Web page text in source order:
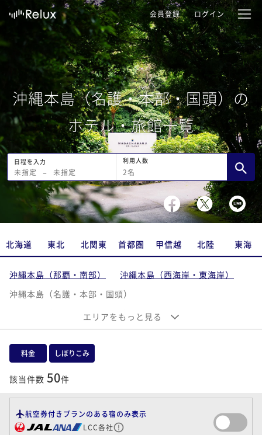
会員登録 ログイン
沖縄本島（名護・本部・国頭）の
ホテル・旅館一覧
日程を入力
未指定 − 未指定
利用人数
2名
北海道 東北 北関東 首都圏 甲信越 北陸 東海
沖縄本島（那覇・南部）
沖縄本島（西海岸・東海岸）
沖縄本島（名護・本部・国頭）
沖縄離島（宮古島・伊良部島）
沖縄離島（久米島・慶良間諸島）
エリアをもっと見る
料金 しぼりこみ
該当件数 50件
航空券付きプランのある宿のみ表示
LCC各社